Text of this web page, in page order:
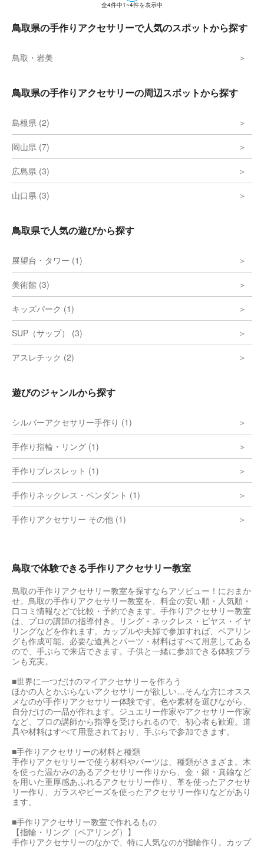
全4件中1~4件を表示中
鳥取県の手作りアクセサリーで人気のスポットから探す
鳥取・岩美
鳥取県の手作りアクセサリーの周辺スポットから探す
島根県 (2)
岡山県 (7)
広島県 (3)
山口県 (3)
鳥取県で人気の遊びから探す
展望台・タワー (1)
美術館 (3)
キッズパーク (1)
SUP（サップ） (3)
アスレチック (2)
遊びのジャンルから探す
シルバーアクセサリー手作り (1)
手作り指輪・リング (1)
手作りブレスレット (1)
手作りネックレス・ペンダント (1)
手作りアクセサリー その他 (1)
鳥取で体験できる手作りアクセサリー教室
鳥取の手作りアクセサリー教室を探すならアソビュー！におまか
せ。鳥取の手作りアクセサリー教室を、料金の安い順・人気順・
口コミ情報などで比較・予約できます。手作りアクセサリー教室
は、プロの講師の指導付き。リング・ネックレス・ピヤス・イヤ
リングなどを作れます。カップルや夫婦で参加すれば、ペアリン
グも作成可能。必要な道具とパーツ・材料はすべて用意してある
ので、手ぶらで来店できます。子供と一緒に参加できる体験プラ
ンも充実。
■世界に一つだけのマイアクセサリーを作ろう
ほかの人とかぶらないアクセサリーが欲しい…そんな方にオスス
メなのが手作りアクセサリー体験です。色や素材を選びながら、
自分だけの一品が作れます。ジュエリー作家やアクセサリー作家
など、プロの講師から指導を受けられるので、初心者も歓迎。道
具や材料はすべて用意されており、手ぶらで参加できます。
■手作りアクセサリーの材料と種類
手作りアクセサリーで使う材料やパーツは、種類がさまざま。木
を使った温かみのあるアクセサリー作りから、金・銀・真鍮など
を用いた重厚感あふれるアクセサリー作り、革を使ったアクセサ
リー作り、ガラスやビーズを使ったアクセサリー作りなどがあり
ます。
■手作りアクセサリー教室で作れるもの
【指輪・リング（ペアリング）】
手作りアクセサリーのなかで、特に人気なのが指輪作り。カップ